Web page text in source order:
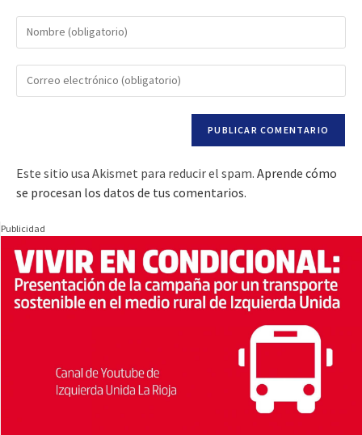
Este sitio usa Akismet para reducir el spam. Aprende cómo
se procesan los datos de tus comentarios.
Publicidad